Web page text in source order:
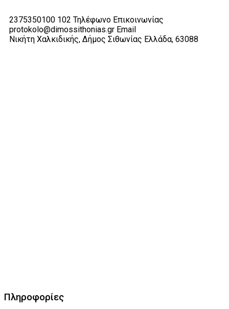
2375350100 102 Τηλέφωνο Επικοινωνίας
protokolo@dimossithonias.gr Email
Νικήτη Χαλκιδικής, Δήμος Σιθωνίας Ελλάδα, 63088
Πληροφορίες